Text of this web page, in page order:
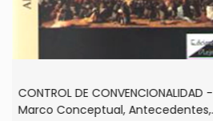
CONTROL DE CONVENCIONALIDAD -
Marco Conceptual, Antecedentes,